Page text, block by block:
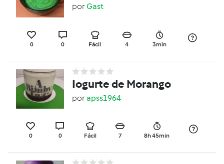
porGast
0 0 Fácil 4 3min
Iogurte de Morango
porapss1964
0 0 Fácil 7 8h 45min